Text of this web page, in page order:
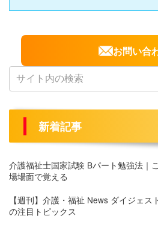
お問い合
新着記事
介護福祉士国家試験 Bパート勉強法｜
場場面で覚える
【週刊】介護・福祉 News ダイジェ
の注目トピックス